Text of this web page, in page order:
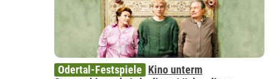
Odertal-Festspiele Kino unterm